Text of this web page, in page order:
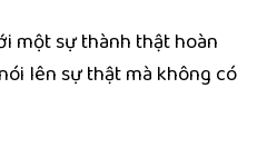
một sự thành thật hoàn
lên sự thật mà không có